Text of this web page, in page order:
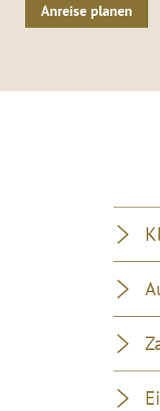
Anreise planen